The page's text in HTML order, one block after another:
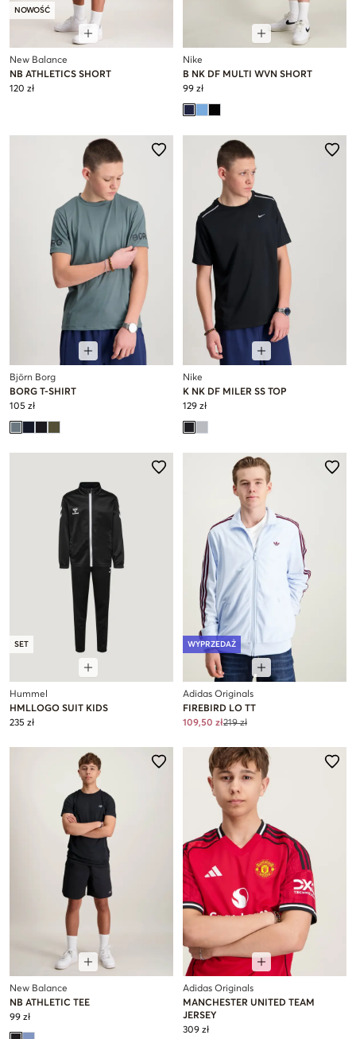
NOWOŚĆ
New Balance
NB ATHLETICS SHORT
120 zł
Nike
B NK DF MULTI WVN SHORT
99 zł
Björn Borg
BORG T-SHIRT
105 zł
Nike
K NK DF MILER SS TOP
129 zł
SET
Hummel
HMLLOGO SUIT KIDS
235 zł
WYPRZEDAŻ
Adidas Originals
FIREBIRD LO TT
109,50 zł219 zł
New Balance
NB ATHLETIC TEE
99 zł
Adidas Originals
MANCHESTER UNITED TEAM
JERSEY
309 zł